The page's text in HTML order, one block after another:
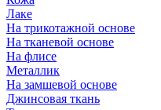
Лаке
На трикотажной основе
На тканевой основе
На флисе
Металлик
На замшевой основе
Джинсовая ткань